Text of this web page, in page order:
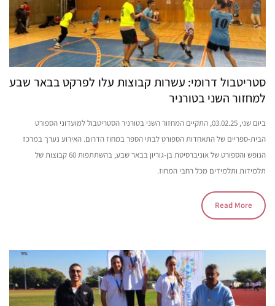
סטריטבול דרומי: עשרות קבוצות עלו לפרקט בבאר שבע
למחזור השני בטורניר
ביום שני, 03.02.25, התקיים המחזור השני בטורניר הסטריטבול למועדוני הספורט
הבית-ספריים של התאחדות הספורט לבתי הספר במחוז הדרום. האירוע נערך במרכז
הנופש והספורט של אוניברסיטת בן-גוריון בבאר שבע, בהשתתפות 60 קבוצות של
תלמידות ותלמידים מכל רחבי המחוז.
Read More